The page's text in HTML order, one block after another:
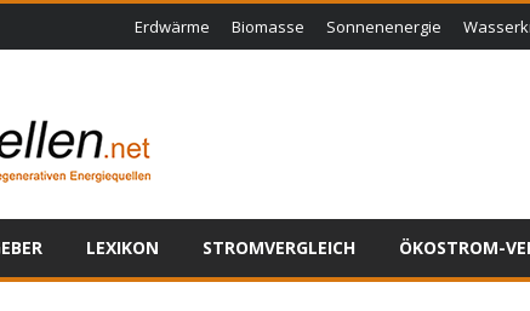
Erdwärme Biomasse Sonnenenergie
LEXIKON STROMVERGLEICH ÖKOSTROM-